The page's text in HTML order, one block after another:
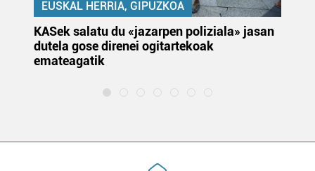
EUSKAL HERRIA, GIPUZKOA
KASek salatu du «jazarpen poliziala» jasan
dutela gose direnei ogitartekoak
emateagatik